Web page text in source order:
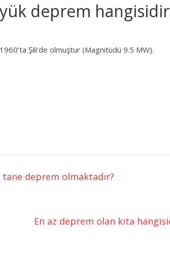
deprem
Şili’de olmuştur (Magnitüdü 9.5 MW).
deprem olmaktadır?
En az deprem olan kıta